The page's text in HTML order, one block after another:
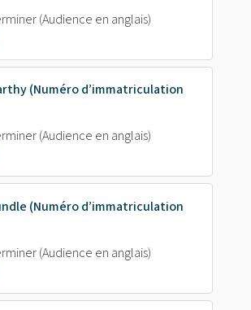
(Audience en anglais)
(Numéro d’immatriculation
(Audience en anglais)
(Numéro d’immatriculation
(Audience en anglais)